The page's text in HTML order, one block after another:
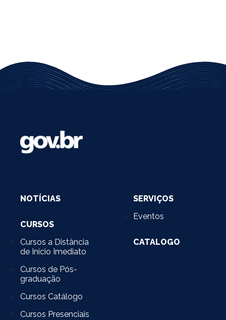
NOTÍCIAS
CURSOS
Cursos a Distância
de Início Imediato
Cursos de Pós-
graduação
Cursos Catálogo
Cursos Presenciais
SERVIÇOS
Eventos
CATALOGO